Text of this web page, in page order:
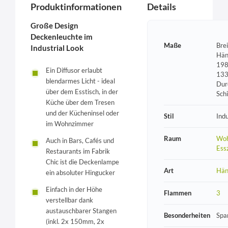
Produktinformationen
Große Design
Deckenleuchte im
Industrial Look
Ein Diffusor erlaubt
blendarmes Licht - ideal
über dem Esstisch, in der
Küche über dem Tresen
und der Kücheninsel oder
im Wohnzimmer
Auch in Bars, Cafés und
Restaurants im Fabrik
Chic ist die Deckenlampe
ein absoluter Hingucker
Einfach in der Höhe
verstellbar dank
austauschbarer Stangen
(inkl. 2x 150mm, 2x
Details
Maße
Stil
Raum
Art
Flammen 3
Besonderheiten